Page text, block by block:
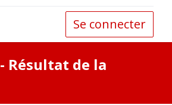
Se connecter
- Résultat de la